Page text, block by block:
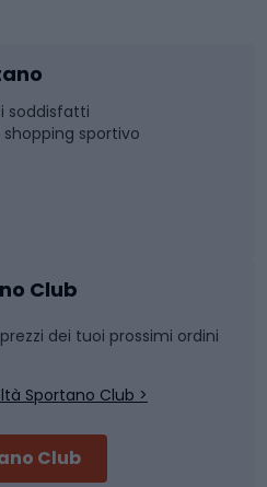
soddisfatti
sportivo
Club
dei tuoi prossimi ordini
Sportano Club >
Club